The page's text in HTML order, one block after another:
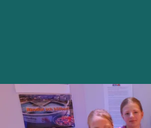
INGEN BILTRAFIK